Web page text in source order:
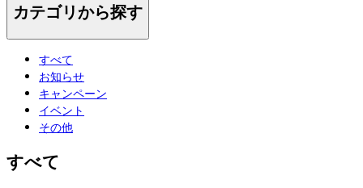
カテゴリから探す
すべて
お知らせ
キャンペーン
イベント
その他
すべて